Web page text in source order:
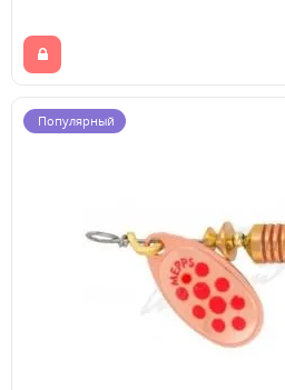
Популярный